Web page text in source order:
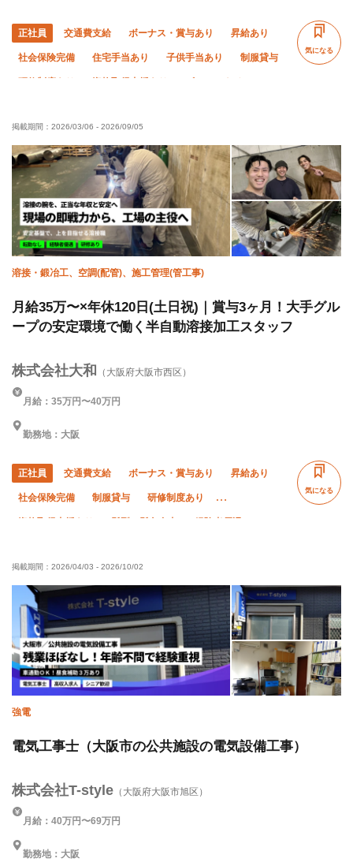
正社員 交通費支給 ボーナス・賞与あり 昇給あり
社会保険完備 住宅手当あり 子供手当あり 制服貸与
50代以上活躍中 夜勤あり
車・バイク通勤OK 転勤なし 年末年始休暇 夏季休暇
気になる
掲載期間： 2026/03/06 - 2026/09/05
溶接・鍛冶工、空調(配管)、施工管理(管工事)
月給35万〜×年休120日(土日祝)｜賞与3ヶ月！大手グル
ープの安定環境で働く半自動溶接加工スタッフ
株式会社大和 （大阪府大阪市西区）
月給：35万円〜40万円
勤務地：大阪
正社員 交通費支給 ボーナス・賞与あり 昇給あり
社会保険完備 制服貸与 研修制度あり
資格取得支援あり 髪型・髪色自由 経験者優遇
気になる
掲載期間： 2026/04/03 - 2026/10/02
強電
電気工事士（大阪市の公共施設の電気設備工事）
株式会社T-style （大阪府大阪市旭区）
月給：40万円〜69万円
勤務地：大阪